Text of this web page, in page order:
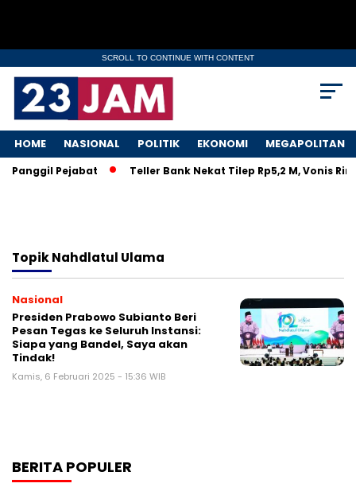
SCROLL TO CONTINUE WITH CONTENT
HOME NASIONAL POLITIK EKONOMI MEGAPOLITAN
Panggil Pejabat Teller Bank Nekat Tilep Rp5,2 M, Vonis
TopikNahdlatul Ulama
Nasional
Presiden Prabowo Subianto Beri
Pesan Tegas ke Seluruh Instansi:
Siapa yang Bandel, Saya akan
Tindak!
Kamis, 6 Februari 2025 - 15:36 WIB
BERITA POPULER